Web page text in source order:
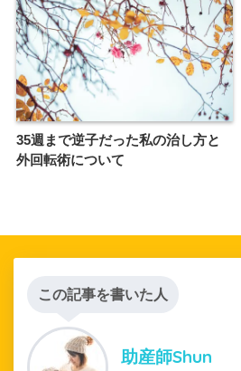
35週まで逆子だった私の治し方と
外回転術について
この記事を書いた人
助産師Shun